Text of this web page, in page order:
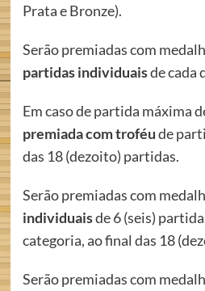
Prata e Bronze).
Serão premiadas com
partidas individuaisde cada
Em caso de partida máxima
premiada com troféude
das 18 (dezoito) partidas.
Serão premiadas com
individuaisde 6 (seis)
categoria, ao final das 18
Serão premiadas com